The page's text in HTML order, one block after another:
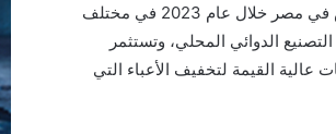
حيث استفاد من منتجات نوفارتس المبتكرة أكثر من 18.5 مليون مريض في مصر خلال عام 2023 في مختلف
الدوائي المحلي، وتستثمر
عالية القيمة لتخفيف الأعباء التي